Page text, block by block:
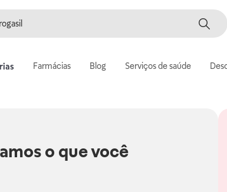
Farmácias Blog Serviços de saúde
o que você